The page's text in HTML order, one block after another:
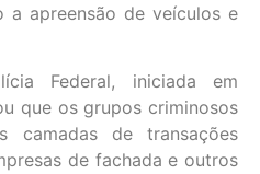
a apreensão de veículos e
Federal, iniciada em
que os grupos criminosos
camadas de transações
de fachada e outros